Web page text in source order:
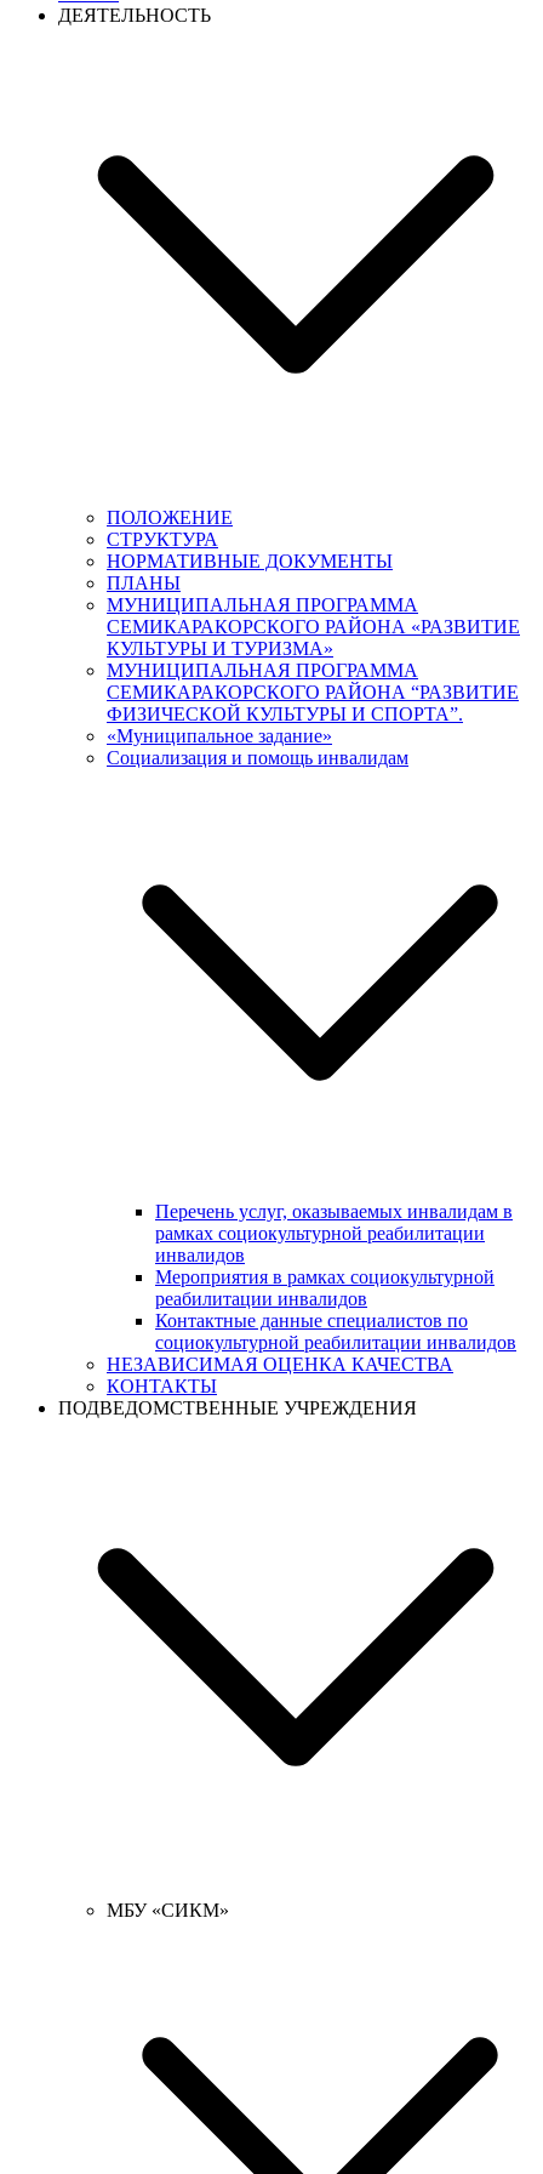
ДЕЯТЕЛЬНОСТЬ
ПОЛОЖЕНИЕ
СТРУКТУРА
НОРМАТИВНЫЕ ДОКУМЕНТЫ
ПЛАНЫ
МУНИЦИПАЛЬНАЯ ПРОГРАММА
СЕМИКАРАКОРСКОГО РАЙОНА «РАЗВИТИЕ
КУЛЬТУРЫ И ТУРИЗМА»
МУНИЦИПАЛЬНАЯ ПРОГРАММА
СЕМИКАРАКОРСКОГО РАЙОНА “РАЗВИТИЕ
ФИЗИЧЕСКОЙ КУЛЬТУРЫ И СПОРТА”.
«Муниципальное задание»
Социализация и помощь инвалидам
Перечень услуг, оказываемых инвалидам в
рамках социокультурной реабилитации
инвалидов
Мероприятия в рамках социокультурной
реабилитации инвалидов
Контактные данные специалистов по
социокультурной реабилитации инвалидов
НЕЗАВИСИМАЯ ОЦЕНКА КАЧЕСТВА
КОНТАКТЫ
ПОДВЕДОМСТВЕННЫЕ УЧРЕЖДЕНИЯ
МБУ «СИКМ»